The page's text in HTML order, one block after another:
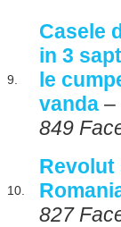
9.
Casele
in 3
le
vanda –
849
10.
Revolut
827